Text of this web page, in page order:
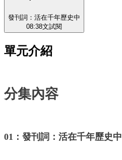
發刊詞：活在千年歷史中
08:38文試閱
單元介紹
分集內容
01：發刊詞：活在千年歷史中